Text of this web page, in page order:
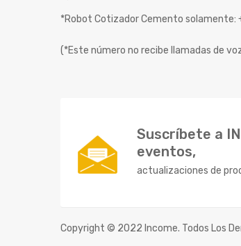
*Robot Cotizador Cemento
(*Este número no recibe llamadas de
Suscríbete a
eventos,
actualizaciones de
Copyright © 2022 Income. Todos Los